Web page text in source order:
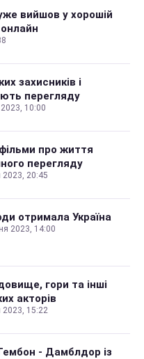
вийшов у хорошій
захисників і
перегляду
10:00
про життя
перегляду
2023, 20:45
отримала Україна
2023, 14:00
гори та інші
акторів
2023, 15:22
- Дамблдор із